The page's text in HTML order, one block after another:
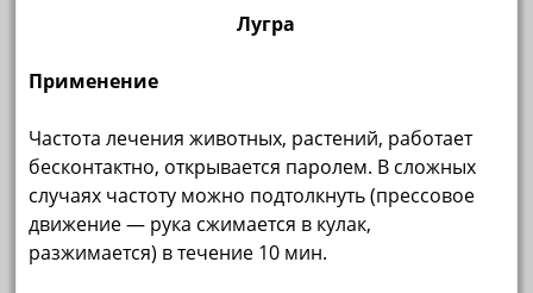
Лугра
Применение
Частота лечения животных, растений, работает
бесконтактно, открывается паролем. В сложных
случаях частоту можно подтолкнуть (прессовое
движение — рука сжимается в кулак,
разжимается) в течение 10 мин.